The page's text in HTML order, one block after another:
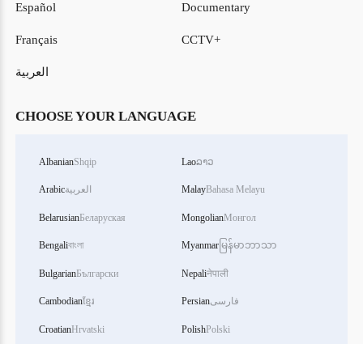
Español
Français
العربية
Documentary
CCTV+
CHOOSE YOUR LANGUAGE
AlbanianShqip
Arabicالعربية
BelarusianБеларуская
Bengaliবাংলা
BulgarianБългарски
Cambodianខ្មែរ
CroatianHrvatski
Laoລາວ
MalayBahasa Melayu
MongolianМонгол
Myanmar မြန်မာဘာသာ
Nepaliनेपाली
Persianفارسی
PolishPolski